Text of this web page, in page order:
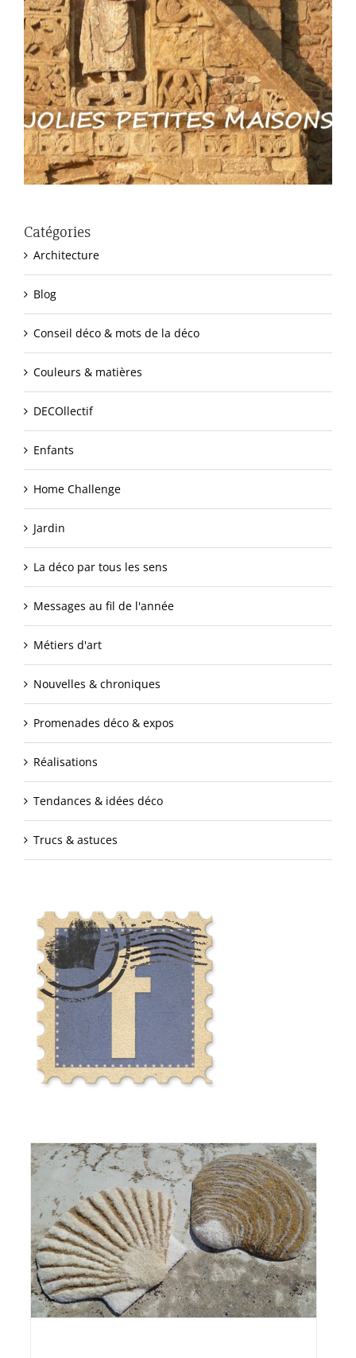
Catégories
Architecture
Blog
Conseil déco & mots de la déco
Couleurs & matières
DECOllectif
Enfants
Home Challenge
Jardin
La déco par tous les sens
Messages au fil de l'année
Métiers d'art
Nouvelles & chroniques
Promenades déco & expos
Réalisations
Tendances & idées déco
Trucs & astuces